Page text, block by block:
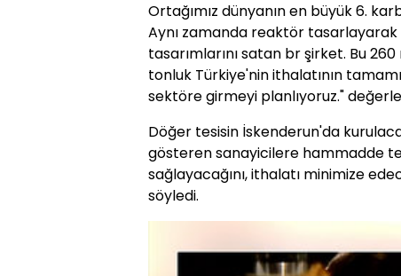
Ortağımız dünyanın en büyük 6.
Aynı zamanda reaktör tasarlayarak
tasarımlarını satan br şirket. Bu
tonluk Türkiye'nin ithalatının
sektöre girmeyi planlıyoruz."
Döğer tesisin İskenderun'da
gösteren sanayicilere hammadde
sağlayacağını, ithalatı minimize
söyledi.